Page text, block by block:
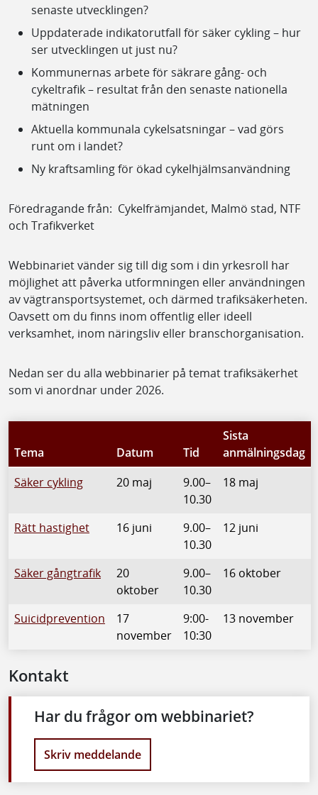
senaste utvecklingen?
Uppdaterade indikatorutfall för säker cykling – hur
ser utvecklingen ut just nu?
Kommunernas arbete för säkrare gång- och
cykeltrafik – resultat från den senaste nationella
mätningen
Aktuella kommunala cykelsatsningar – vad görs
runt om i landet?
Ny kraftsamling för ökad cykelhjälmsanvändning
Föredragande från: Cykelfrämjandet, Malmö stad, NTF
och Trafikverket
Webbinariet vänder sig till dig som i din yrkesroll har
möjlighet att påverka utformningen eller användningen
av vägtransportsystemet, och därmed trafiksäkerheten.
Oavsett om du finns inom offentlig eller ideell
verksamhet, inom näringsliv eller branschorganisation.
Nedan ser du alla webbinarier på temat trafiksäkerhet
som vi anordnar under 2026.
Tema Datum Tid
Sista
anmälningsdag
Säker cykling
20 maj
9.00–
10.30
18 maj
Rätt hastighet 16 juni
9.00–
10.30
12 juni
Säker gångtrafik
20
oktober
9.00–
10.30
16 oktober
Suicidprevention
17
november
9:00-
10:30
13 november
Kontakt
Har du frågor om webbinariet?
Skriv meddelande